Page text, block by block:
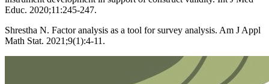
Educ. 2020;11:245-247.
Shrestha N. Factor analysis as a tool for survey analysis. Am J Appl
Math Stat. 2021;9(1):4-11.